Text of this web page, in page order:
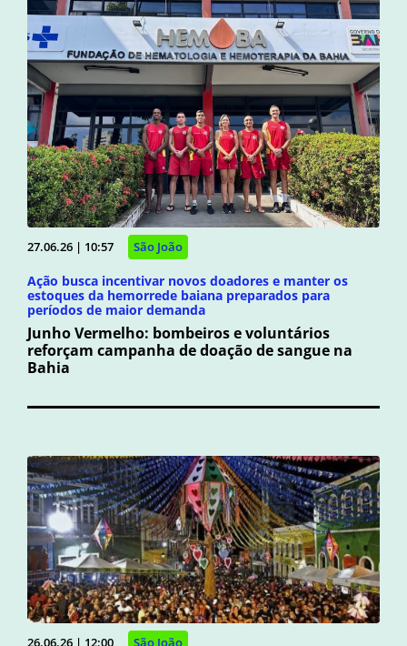
27.06.26 | 10:57 São João
Ação busca incentivar novos doadores e manter os
estoques da hemorrede baiana preparados para
períodos de maior demanda
Junho Vermelho: bombeiros e voluntários
reforçam campanha de doação de sangue na
Bahia
26.06.26 | 12:00 São João